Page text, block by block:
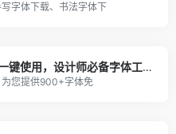
字体下载、书法字体下
字由官网 | 千款免费字体一键使用，设计师必备字体工具
您提供900+字体免